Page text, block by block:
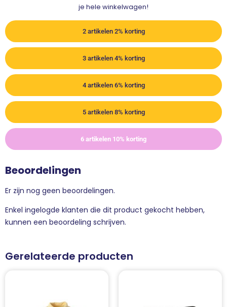
je hele winkelwagen!
2 artikelen 2% korting
3 artikelen 4% korting
4 artikelen 6% korting
5 artikelen 8% korting
6 artikelen 10% korting
Beoordelingen
Er zijn nog geen beoordelingen.
Enkel ingelogde klanten die dit product gekocht hebben,
kunnen een beoordeling schrijven.
Gerelateerde producten